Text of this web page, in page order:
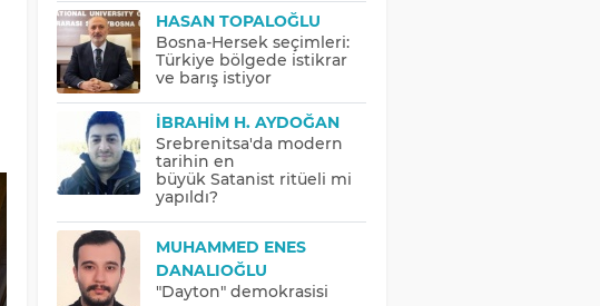
HASAN TOPALOĞLU
Bosna-Hersek seçimleri:
Türkiye bölgede istikrar
ve barış istiyor
İBRAHIM H. AYDOĞAN
Srebrenitsa'da modern
tarihin en
büyük Satanist ritüeli mi
yapıldı?
MUHAMMED ENES
DANALIOĞLU
"Dayton" demokrasisi